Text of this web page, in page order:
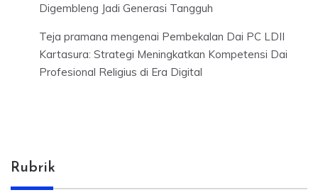
Digembleng Jadi Generasi Tangguh
Teja pramana mengenai Pembekalan Dai PC LDII
Kartasura: Strategi Meningkatkan Kompetensi Dai
Profesional Religius di Era Digital
Rubrik